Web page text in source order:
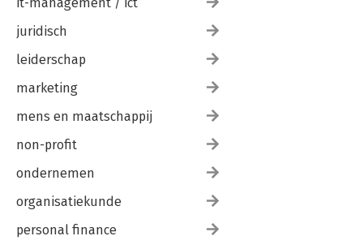
juridisch
leiderschap
marketing
mens en maatschappij
non-profit
ondernemen
organisatiekunde
personal finance